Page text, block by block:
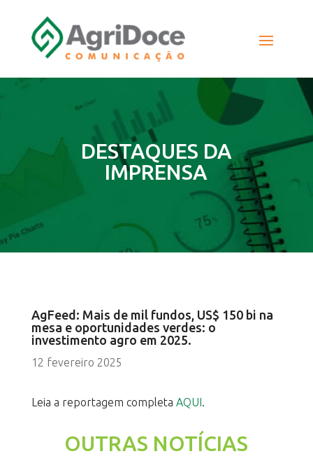
DESTAQUES DA
IMPRENSA
AgFeed: Mais de mil fundos, US$ 150 bi na
mesa e oportunidades verdes: o
investimento agro em 2025.
12 fevereiro 2025
Leia a reportagem completa AQUI.
OUTRAS NOTÍCIAS